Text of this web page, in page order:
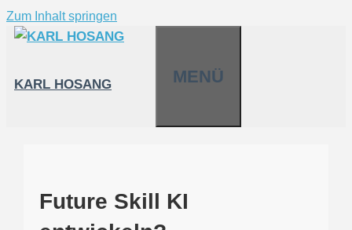
Zum Inhalt springen
KARL HOSANG MENÜ
Future Skill KI